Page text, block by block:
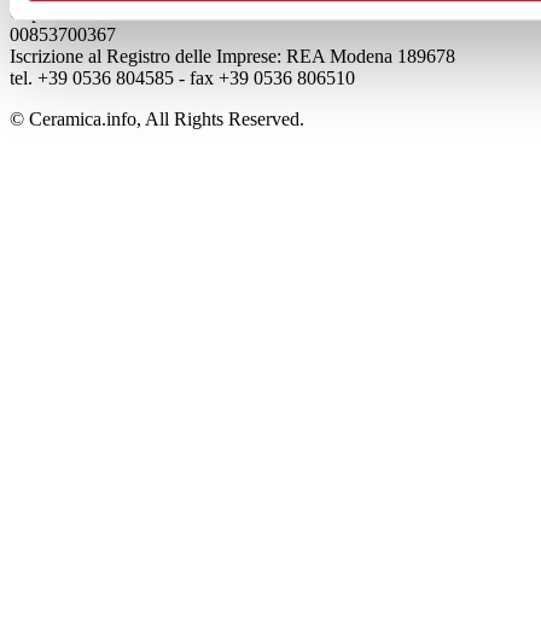
Capitale Sociale: 2.500.000 euro - Codice fiscale e P.IVA
00853700367
Iscrizione al Registro delle Imprese: REA Modena 189678
tel. +39 0536 804585 - fax +39 0536 806510
© Ceramica.info, All Rights Reserved.